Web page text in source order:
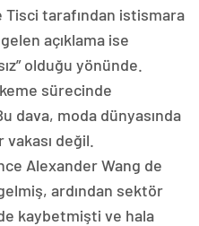
Tisci tarafından istismara
açıklama ise
olduğu yönünde.
sürecinde
dava, moda dünyasında
değil.
Alexander Wang de
ardından sektör
kaybetmişti ve hala